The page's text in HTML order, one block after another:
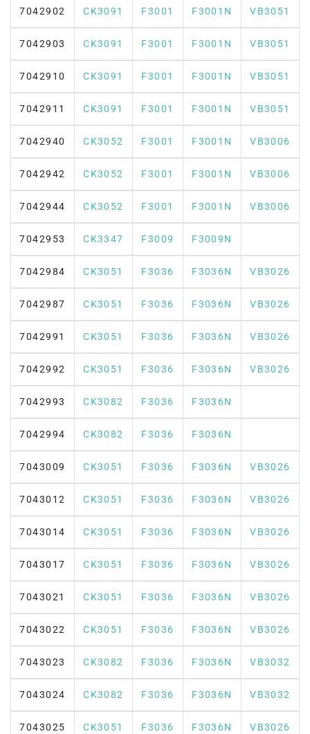
7042902 CK3091 F3001 F3001N VB3051
7042903 CK3091 F3001 F3001N VB3051
7042910 CK3091 F3001 F3001N VB3051
7042911 CK3091 F3001 F3001N VB3051
7042940 CK3052 F3001 F3001N VB3006
7042942 CK3052 F3001 F3001N VB3006
7042944 CK3052 F3001 F3001N VB3006
7042953 CK3347 F3009 F3009N
7042984 CK3051 F3036 F3036N VB3026
7042987 CK3051 F3036 F3036N VB3026
7042991 CK3051 F3036 F3036N VB3026
7042992 CK3051 F3036 F3036N VB3026
7042993 CK3082 F3036 F3036N
7042994 CK3082 F3036 F3036N
7043009 CK3051 F3036 F3036N VB3026
7043012 CK3051 F3036 F3036N VB3026
7043014 CK3051 F3036 F3036N VB3026
7043017 CK3051 F3036 F3036N VB3026
7043021 CK3051 F3036 F3036N VB3026
7043022 CK3051 F3036 F3036N VB3026
7043023 CK3082 F3036 F3036N VB3032
7043024 CK3082 F3036 F3036N VB3032
7043025 CK3051 F3036 F3036N VB3026